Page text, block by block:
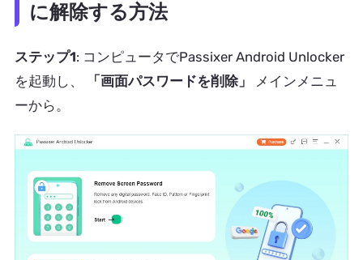
に解除する方法
ステップ1: コンピュータでPassixer Android Unlocker
を起動し、
「画面パスワードを削除」
メインメニュ
ーから。